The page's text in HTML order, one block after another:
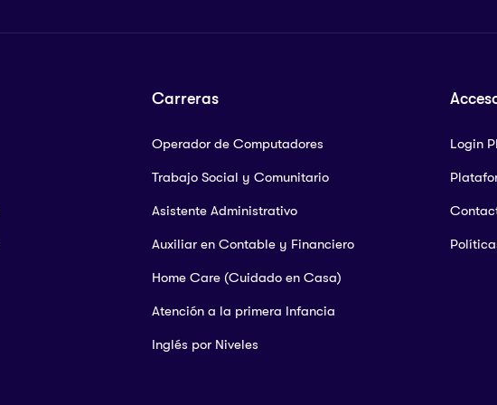
Carreras
Operador de Computadores
Trabajo Social y Comunitario
Asistente Administrativo
Auxiliar en Contable y Financiero
Home Care (Cuidado en Casa)
Atención a la primera Infancia
Inglés por Niveles
Login